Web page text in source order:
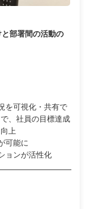
部署間の活動の
を可視化・共有で
、社員の目標達成
上
可能に
ョンが活性化